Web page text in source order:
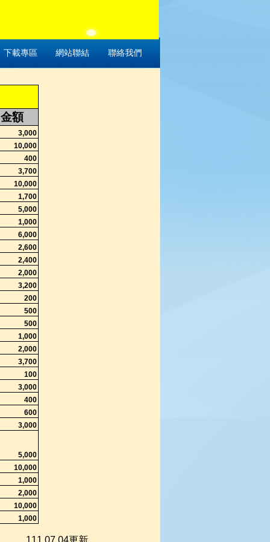
金額
3,000
10,000
400
3,700
10,000
1,700
5,000
1,000
6,000
2,600
2,400
2,000
3,200
200
500
500
1,000
2,000
3,700
100
3,000
400
600
3,000
5,000
10,000
1,000
2,000
10,000
1,000
111.07.04更新
下載專區 網站聯結 聯絡我們